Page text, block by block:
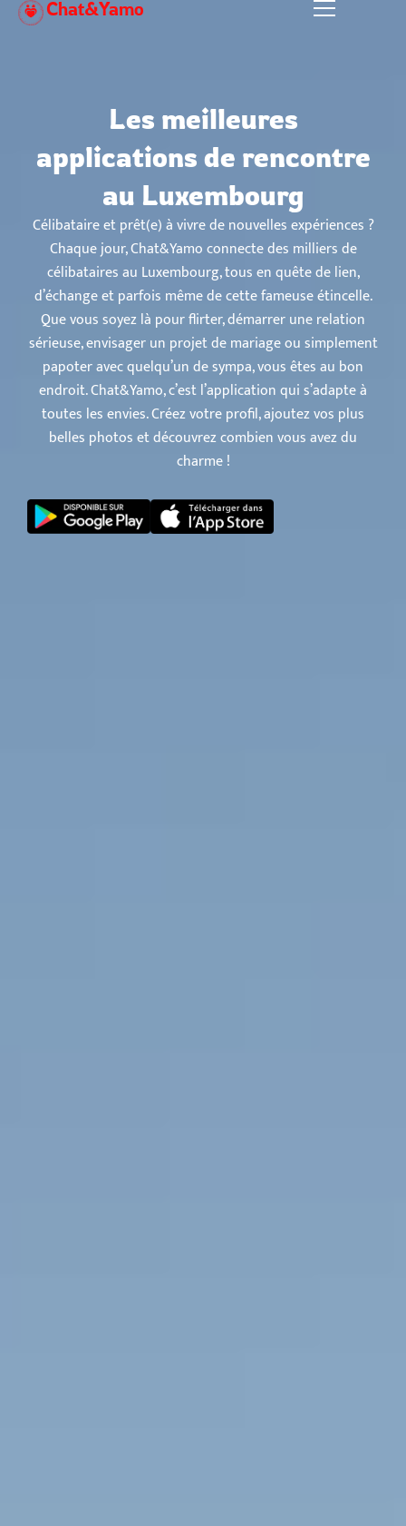
Aller
Chat&Yamo
Les meilleures
applications de rencontre
au Luxembourg
Célibataire et prêt(e) à vivre de nouvelles expériences ?
Chaque jour, Chat&Yamo connecte des milliers de
célibataires au Luxembourg, tous en quête de lien,
d’échange et parfois même de cette fameuse étincelle.
Que vous soyez là pour flirter, démarrer une relation
sérieuse, envisager un projet de mariage ou simplement
papoter avec quelqu’un de sympa, vous êtes au bon
endroit. Chat&Yamo, c’est l’application qui s’adapte à
toutes les envies. Créez votre profil, ajoutez vos plus
belles photos et découvrez combien vous avez du
charme !